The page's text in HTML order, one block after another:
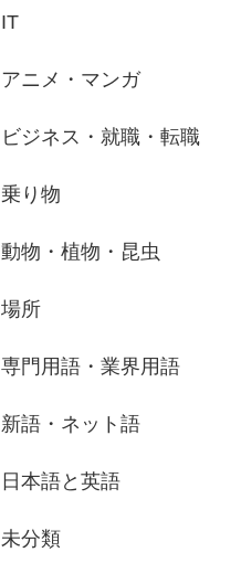
IT
アニメ・マンガ
ビジネス・就職・転職
乗り物
動物・植物・昆虫
場所
専門用語・業界用語
新語・ネット語
日本語と英語
未分類